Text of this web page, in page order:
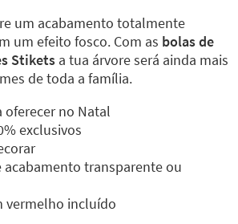
um acabamento totalmente
um efeito fosco. Com as bolas de
Stikets a tua árvore será ainda mais
de toda a família.
oferecer no Natal
exclusivos
acabamento transparente ou
vermelho incluído